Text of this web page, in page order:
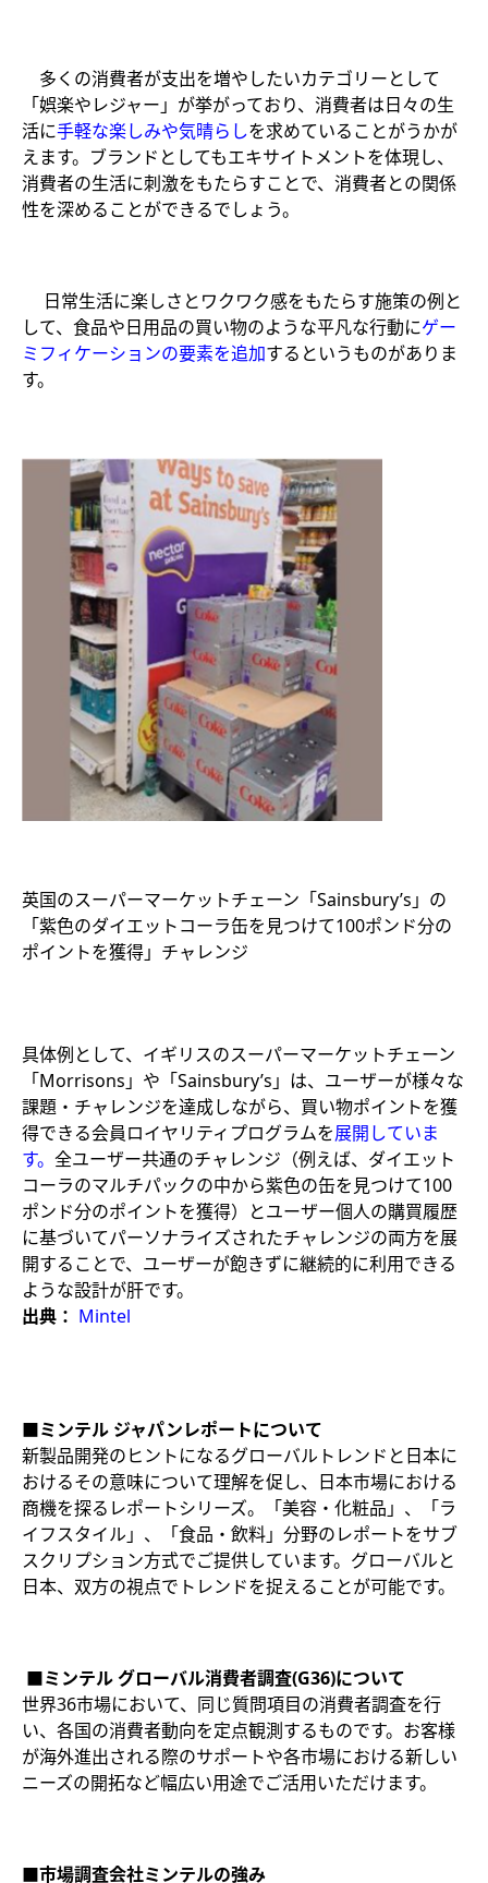
​ 多くの消費者が支出を増やしたいカテゴリーとして
「娯楽やレジャー」が挙がっており、消費者は日々の生
活に手軽な楽しみや気晴らしを求めていることがうかが
えます。ブランドとしてもエキサイトメントを体現し、
消費者の生活に刺激をもたらすことで、消費者との関係
性を深めることができるでしょう。​
​ 日常生活に楽しさとワクワク感をもたらす施策の例と
して、食品や日用品の買い物のような平凡な行動にゲー
ミフィケーションの要素を追加するというものがありま
す。​
英国のスーパーマーケットチェーン「Sainsbury’s」の
「紫色のダイエットコーラ缶を見つけて100ポンド分の
ポイントを獲得」チャレンジ​
具体例として、イギリスのスーパーマーケットチェーン
「Morrisons」や「Sainsbury’s」は、ユーザーが様々な
課題・チャレンジを達成しながら、買い物ポイントを獲
得できる会員ロイヤリティプログラムを展開していま
す。 全ユーザー共通のチャレンジ（例えば、ダイエット
コーラのマルチパックの中から紫色の缶を見つけて100
ポンド分のポイントを獲得）とユーザー個人の購買履歴
に基づいてパーソナライズされたチャレンジの両方を展
開することで、ユーザーが飽きずに継続的に利用できる
ような設計が肝です。​
出典： Mintel
■ミンテル ジャパンレポートについて
新製品開発のヒントになるグローバルトレンドと日本に
おけるその意味について理解を促し、日本市場における
商機を探るレポートシリーズ。「美容・化粧品」、「ラ
イフスタイル」、「食品・飲料」分野のレポートをサブ
スクリプション方式でご提供しています。グローバルと
日本、双方の視点でトレンドを捉えることが可能です。​​
■ミンテル グローバル消費者調査(G36)について
世界36市場において、同じ質問項目の消費者調査を行
い、各国の消費者動向を定点観測するものです。お客様
が海外進出される際のサポートや各市場における新しい
ニーズの開拓など幅広い用途でご活用いただけます。​
■市場調査会社ミンテルの強み